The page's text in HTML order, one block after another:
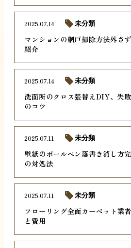
マンションの網戸掃除方法外さ
紹介
2025.07.14 未分類
洗面所のクロス張替えDIY、失
のコツ
2025.07.14 未分類
壁紙のボールペン落書き消し方
の対処法
2025.07.11 未分類
フローリング全面カーペット業
と費用
2025.07.11 未分類